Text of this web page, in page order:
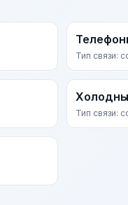
Тип связи:
Тип связи: